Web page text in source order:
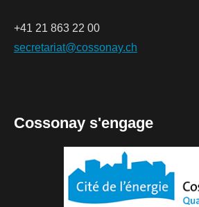
+41 21 863 22 00
secretariat@cossonay.ch
Cossonay s'engage